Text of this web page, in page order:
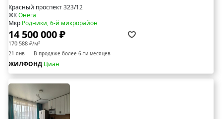
Красный проспект 323/12
ЖКОнега
Мкр Родники, 6-й микрорайон
14 500 000 ₽
170 588 ₽/м²
21 янв В продаже более 6-ти месяцев
ЖИЛФОНД Циан